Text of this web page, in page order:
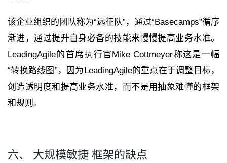
该企业组织的团队称为“远征队”，通过“Basecamps”循序
渐进，通过提升自身必备的技能来慢慢提高业务水准。
LeadingAgile的首席执行官Mike Cottmeyer称这是一幅
“转换路线图”，因为LeadingAgile的重点在于调整目标，
创造透明度和提高业务水准，而不是用抽象难懂的框架
和规则。
六、 大规模敏捷 框架的缺点